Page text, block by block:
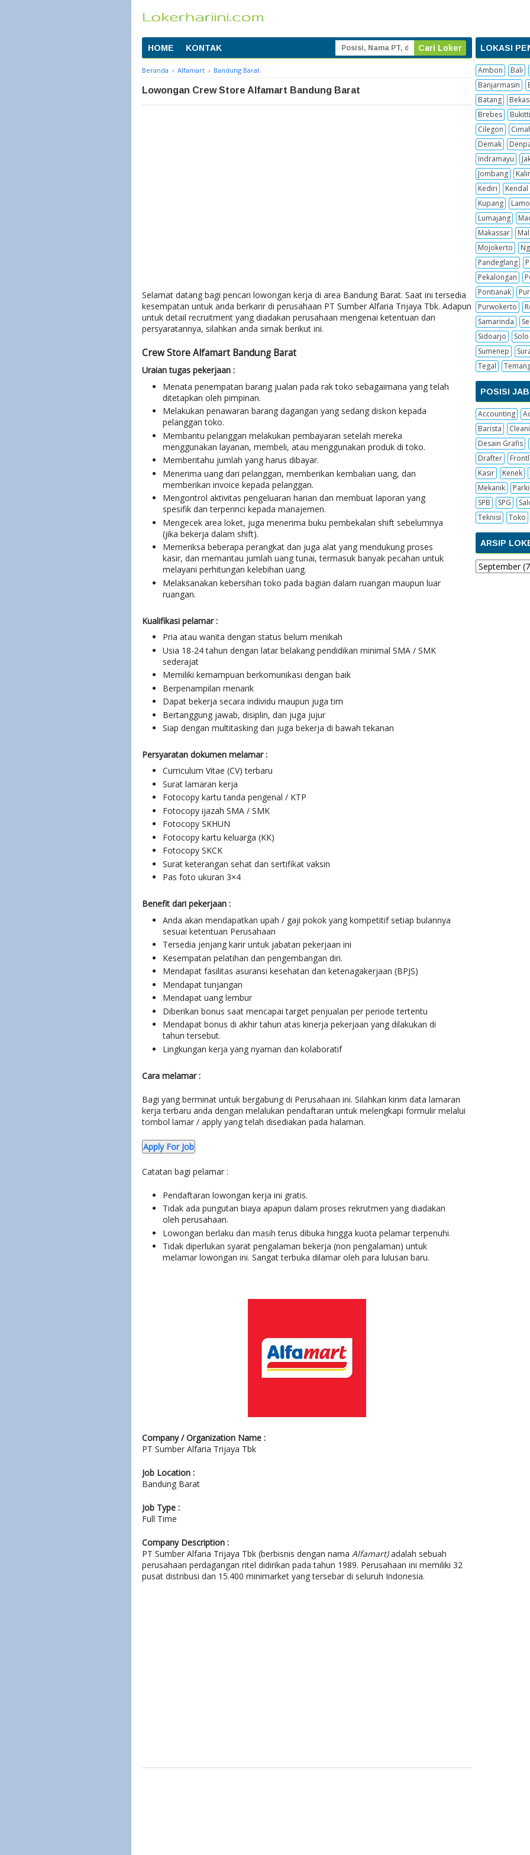
HOME KONTAK
Beranda › Alfamart › Bandung Barat
Lowongan Crew Store Alfamart Bandung Barat
Selamat datang bagi pencari lowongan kerja di area Bandung Barat. Saat ini tersedia
kesempatan untuk anda berkarir di perusahaan PT Sumber Alfaria Trijaya Tbk. Adapun
untuk detail recruitment yang diadakan perusahaan mengenai ketentuan dan
persyaratannya, silahkan anda simak berikut ini.
Crew Store Alfamart Bandung Barat
Uraian tugas pekerjaan :
Menata penempatan barang jualan pada rak toko sebagaimana yang telah
ditetapkan oleh pimpinan.
Melakukan penawaran barang dagangan yang sedang diskon kepada
pelanggan toko.
Membantu pelanggan melakukan pembayaran setelah mereka
menggunakan layanan, membeli, atau menggunakan produk di toko.
Memberitahu jumlah yang harus dibayar.
Menerima uang dari pelanggan, memberikan kembalian uang, dan
memberikan invoice kepada pelanggan.
Mengontrol aktivitas pengeluaran harian dan membuat laporan yang
spesifik dan terperinci kepada manajemen.
Mengecek area loket, juga menerima buku pembekalan shift sebelumnya
(jika bekerja dalam shift).
Memeriksa beberapa perangkat dan juga alat yang mendukung proses
kasir, dan memantau jumlah uang tunai, termasuk banyak pecahan untuk
melayani perhitungan kelebihan uang.
Melaksanakan kebersihan toko pada bagian dalam ruangan maupun luar
ruangan.
Kualifikasi pelamar :
Pria atau wanita dengan status belum menikah
Usia 18-24 tahun dengan latar belakang pendidikan minimal SMA / SMK
sederajat
Memiliki kemampuan berkomunikasi dengan baik
Berpenampilan menarik
Dapat bekerja secara individu maupun juga tim
Bertanggung jawab, disiplin, dan juga jujur
Siap dengan multitasking dan juga bekerja di bawah tekanan
Persyaratan dokumen melamar :
Curriculum Vitae (CV) terbaru
Surat lamaran kerja
Fotocopy kartu tanda pengenal / KTP
Fotocopy ijazah SMA / SMK
Fotocopy SKHUN
Fotocopy kartu keluarga (KK)
Fotocopy SKCK
Surat keterangan sehat dan sertifikat vaksin
Pas foto ukuran 3×4
Benefit dari pekerjaan :
Anda akan mendapatkan upah / gaji pokok yang kompetitif setiap bulannya
sesuai ketentuan Perusahaan
Tersedia jenjang karir untuk jabatan pekerjaan ini
Kesempatan pelatihan dan pengembangan diri.
Mendapat fasilitas asuransi kesehatan dan ketenagakerjaan (BPJS)
Mendapat tunjangan
Mendapat uang lembur
Diberikan bonus saat mencapai target penjualan per periode tertentu
Mendapat bonus di akhir tahun atas kinerja pekerjaan yang dilakukan di
tahun tersebut.
Lingkungan kerja yang nyaman dan kolaboratif
Cara melamar :
Bagi yang berminat untuk bergabung di Perusahaan ini. Silahkan kirim data lamaran
kerja terbaru anda dengan melalukan pendaftaran untuk melengkapi formulir melalui
tombol lamar / apply yang telah disediakan pada halaman.
Apply For Job
Catatan bagi pelamar :
Pendaftaran lowongan kerja ini gratis.
Tidak ada pungutan biaya apapun dalam proses rekrutmen yang diadakan
oleh perusahaan.
Lowongan berlaku dan masih terus dibuka hingga kuota pelamar terpenuhi.
Tidak diperlukan syarat pengalaman bekerja (non pengalaman) untuk
melamar lowongan ini. Sangat terbuka dilamar oleh para lulusan baru.
Company / Organization Name :
PT Sumber Alfaria Trijaya Tbk
Job Location :
Bandung Barat
Job Type :
Full Time
Company Description :
PT Sumber Alfaria Trijaya Tbk (berbisnis dengan nama Alfamart)adalah sebuah
perusahaan perdagangan ritel didirikan pada tahun 1989. Perusahaan ini memiliki 32
pusat distribusi dan 15.400 minimarket yang tersebar di seluruh Indonesia.
LOKASI
Ambon
Bali
Banjarmasin
Batang
Brebes
Cilegon
Demak
Indramayu
Jombang
Kediri
Kendal
Kupang
Lumajang
Makassar
Mojokerto
Pandeglang
Pekalongan
Pontianak
Purwokerto
Samarinda
Sidoarjo
Solo
Sumenep
Tegal
POSISI
Accounting
Barista
Desain Grafis
Drafter
Kasir
Kenek
Mekanik
SPB
SPG
Teknisi
Toko
ARSIP